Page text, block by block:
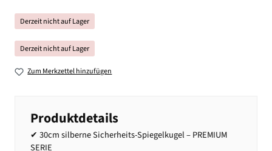
Derzeit nicht auf Lager
Derzeit nicht auf Lager
Zum Merkzettel hinzufügen
Produktdetails
✔ 30cm silberne Sicherheits-Spiegelkugel – PREMIUM
SERIE